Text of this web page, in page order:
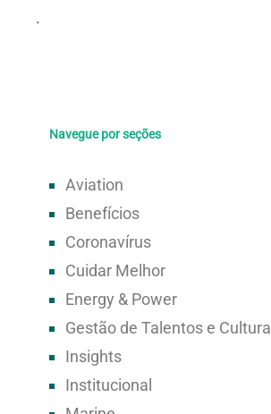
Navegue por seções
Aviation
Benefícios
Coronavírus
Cuidar Melhor
Energy & Power
Gestão de Talentos e Cultura
Insights
Institucional